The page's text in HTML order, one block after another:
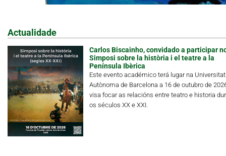
Actualidade
Carlos Biscainho, convidado a participar
Simposi sobre la història i el teatre a la
Península Ibèrica
Este evento académico terá lugar na Universitat
Autònoma de Barcelona a 16 de outubro de
visa focar as relacións entre teatro e historia
os séculos XX e XXI.